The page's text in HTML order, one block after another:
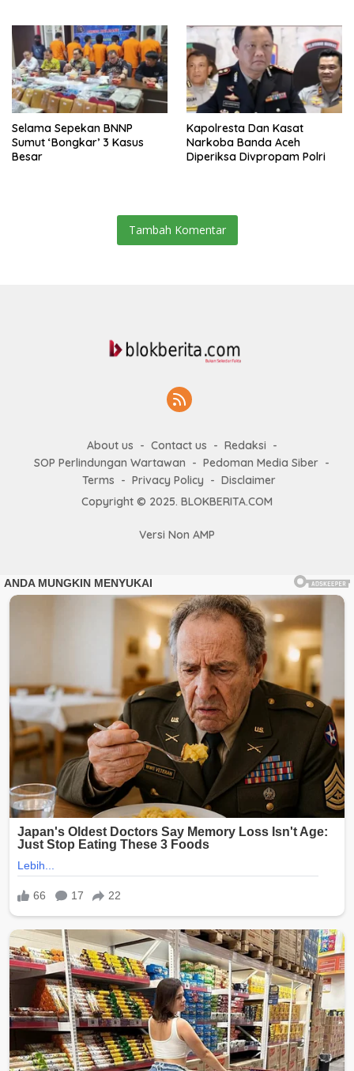
Selama Sepekan BNNP
Sumut ‘Bongkar’ 3 Kasus
Besar
Kapolresta Dan Kasat
Narkoba Banda Aceh
Diperiksa Divpropam Polri
Tambah Komentar
About us Contact us
Redaksi
SOP Perlindungan Wartawan
Pedoman Media Siber
Terms
Privacy Policy
Disclaimer
Copyright © 2025. BLOKBERITA.COM
Versi Non AMP